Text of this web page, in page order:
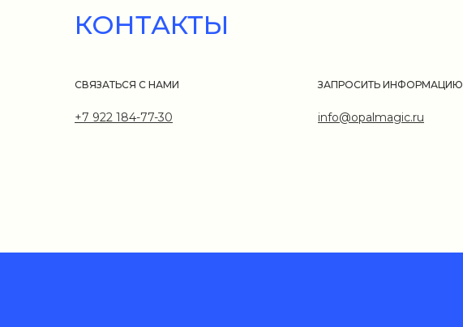
КОНТАКТЫ
info@opalmagic.ru
+7 922 184-77-30
СВЯЗАТЬСЯ С НАМИ ЗАПРОСИТЬ ИНФОРМАЦИЮ